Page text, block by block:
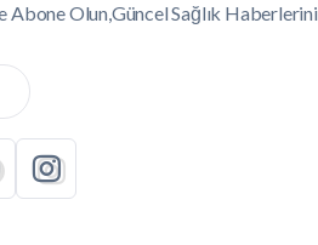
Abone Olun,Güncel Sağlık Haberlerini